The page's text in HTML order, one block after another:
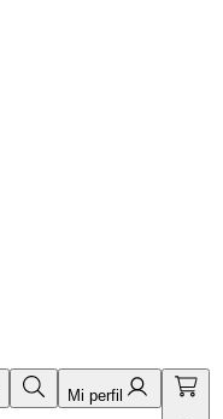
Mi perfil